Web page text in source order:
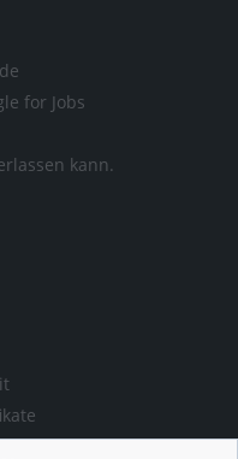
for Jobs
kann.